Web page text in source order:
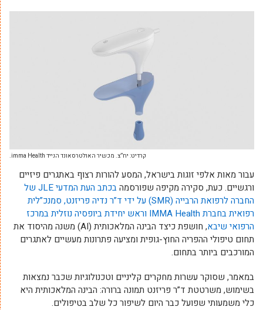
קרדיט: יח”צ. מכשיר האולטרסאונד הנייד imma Health.
עבור מאות אלפי זוגות בישראל, המסע להורות רצוף באתגרים פיזיים
ורגשיים. כעת, סקירה מקיפה שפורסמה
בכתב העת המדעי JLE של
החברה לרפואת הרבייה (SMR) על ידי ד”ר נדיה פריזנט, סמנכ”לית
רפואית בחברת IMMA Health וראש יחידת ביופסיה נוזלית במרכז
הרפואי שיבא
, חושפת כיצד הבינה המלאכותית (AI) משנה מהיסוד את
תחום טיפולי ההפריה החוץ-גופית ומציעה פתרונות מעשיים לאתגרים
המורכבים ביותר בתחום.
במאמר, שסוקר עשרות מחקרים קליניים וטכנולוגיות שכבר נמצאות
בשימוש, משרטטת ד”ר פריזנט תמונה ברורה: הבינה המלאכותית היא
כלי משמעותי שפועל כבר היום לשיפור כל שלב בטיפולים.